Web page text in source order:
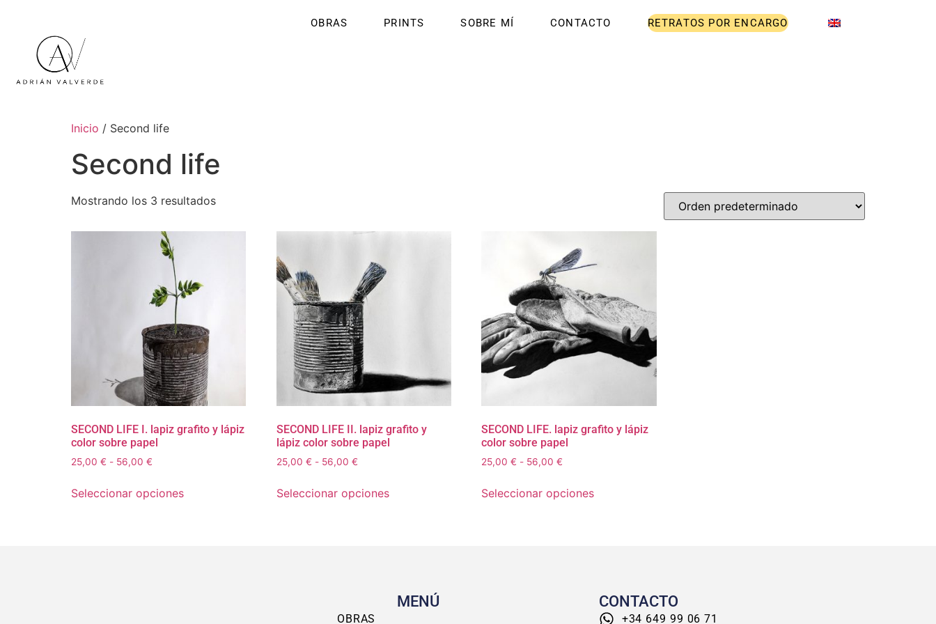
OBRAS PRINTS SOBRE MÍ CONTACTO RETRATOS POR ENCARGO
Inicio / Second life
Second life
Mostrando los 3 resultados
SECOND LIFE I. lapiz grafito y lápiz
color sobre papel
25,00 € - 56,00 €
Seleccionar opciones
SECOND LIFE II. lapiz grafito y
lápiz color sobre papel
25,00 € - 56,00 €
Seleccionar opciones
SECOND LIFE. lapiz grafito y lápiz
color sobre papel
25,00€ - 56,00€
Seleccionar opciones
MENÚ
OBRAS
CONTACTO
+34 649 99 06 71